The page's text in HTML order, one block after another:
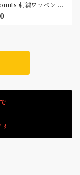
ッペン Pa
す